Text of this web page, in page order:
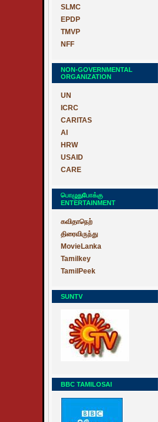
SLMC
EPDP
TMVP
NFF
NON-GOVERNMENTAL
ORGANIZATION
UN
ICRC
CARITAS
AI
HRW
USAID
CARE
பொழுதுபோக்கு
ENTERTAINMENT
கவிதாநெற்
திரைவிருந்து
MovieLanka
Tamilkey
TamilPeek
SUNTV
BBC TAMILOSAI